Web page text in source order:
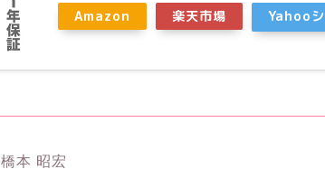
Amazon 楽天市場 Yahoo
橋本 昭宏